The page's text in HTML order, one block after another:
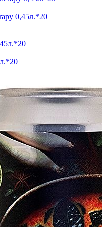
0,45л.*20